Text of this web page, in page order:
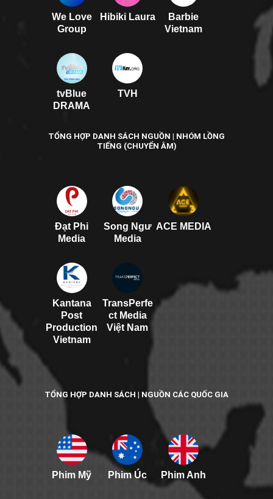
We Love
Group
Hibiki Laura
Barbie
Vietnam
tvBlue
DRAMA
TVH
TỔNG HỢP DANH SÁCH NGUỒN | NHÓM LỒNG
TIẾNG (CHUYỂN ÂM)
Đạt Phi
Media
Song Ngư
Media
ACE MEDIA
Kantana
Post
Production
Vietnam
TransPerfe
ct Media
Việt Nam
TỔNG HỢP DANH SÁCH | NGUỒN CÁC QUỐC GIA
Phim Mỹ Phim Úc Phim Anh